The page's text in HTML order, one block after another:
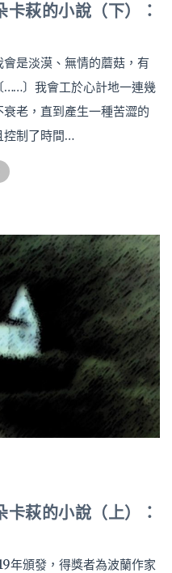
卡萩的小說（下）：
是淡漠、無情的蘑菇，有
……〕我會工於心計地一連幾
老，直到產生一種苦澀的
控制了時間…
卡萩的小說（上）：
年頒發，得獎者為波蘭作家